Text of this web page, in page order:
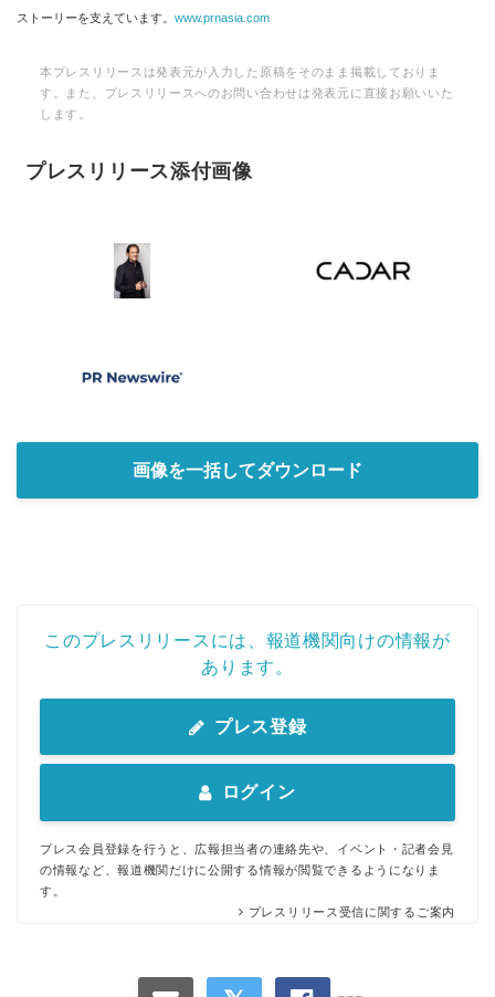
ストーリーを支えています。 www.prnasia.com
本プレスリリースは発表元が入力した原稿をそのまま掲載しておりま
す。また、プレスリリースへのお問い合わせは発表元に直接お願いいた
します。
プレスリリース添付画像
画像を一括してダウンロード
このプレスリリースには、報道機関向けの情報が
あります。
プレス登録
ログイン
プレス会員登録を行うと、広報担当者の連絡先や、イベント・記者会見
の情報など、報道機関だけに公開する情報が閲覧できるようになりま
す。
プレスリリース受信に関するご案内